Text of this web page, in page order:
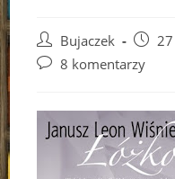
Post
author:
Bujaczek
Post
Post8 komentarzy